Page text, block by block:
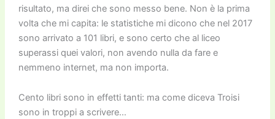
risultato, ma direi che sono messo bene. Non è la prima
volta che mi capita: le statistiche mi dicono che nel 2017
sono arrivato a 101 libri, e sono certo che al liceo
superassi quei valori, non avendo nulla da fare e
nemmeno internet, ma non importa.
Cento libri sono in effetti tanti: ma come diceva Troisi
sono in troppi a scrivere…